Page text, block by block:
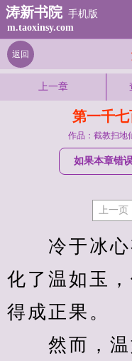
涛新书院 手机版
m.taoxinsy.com
返回
上一章
第一千
作品：截教扫地
如果本章错
上一页
冷于冰心
化了温如玉
得成正果。
然而，温